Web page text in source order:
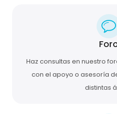
Haz consultas en nuestro
con el apoyo o asesoría
distintas